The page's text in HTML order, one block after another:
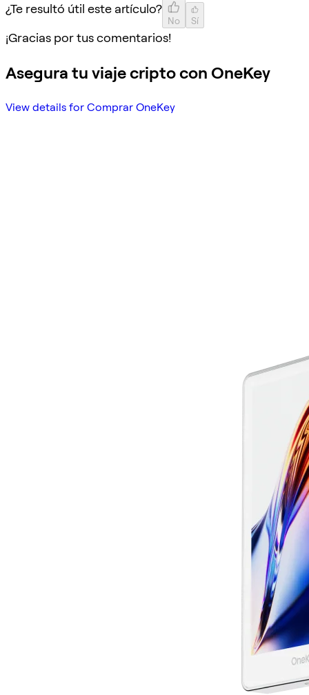
¿Te resultó útil este artículo?
No Sí
¡Gracias por tus comentarios!
Asegura tu viaje cripto con OneKey
View details for Comprar OneKey